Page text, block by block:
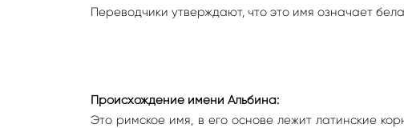
Переводчики утверждают, что это имя означает
Происхождение имени Альбина:
Это римское имя, в его основе лежит латинские